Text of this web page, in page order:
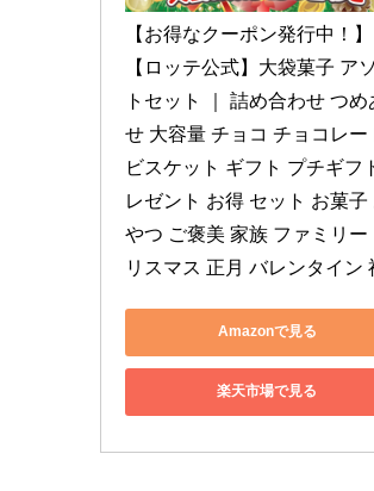
【お得なクーポン発行中！】
【ロッテ公式】大袋菓子 ア
トセット ｜ 詰め合わせ つめ
せ 大容量 チョコ チョコレー
ビスケット ギフト プチギフ
レゼント お得 セット お菓子
やつ ご褒美 家族 ファミリー
リスマス 正月 バレンタイン
Amazonで見る
楽天市場で見る